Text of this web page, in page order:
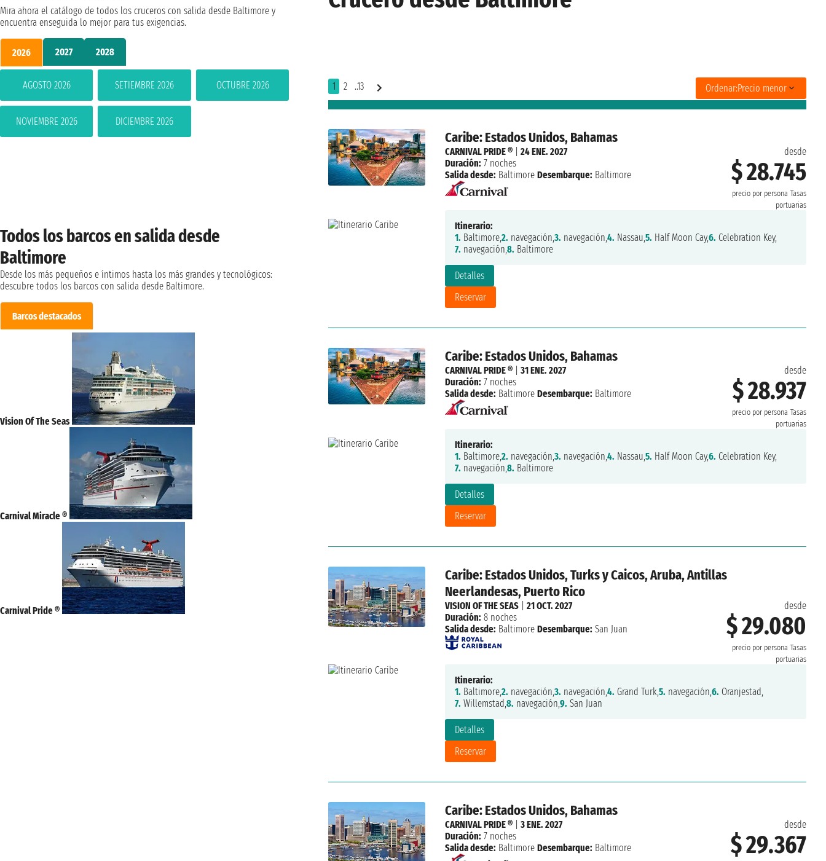
1 2 ..13 Ordenar:Precio menor
Caribe: Estados Unidos, Bahamas
desde
$ 28.745
precio por persona Tasas
portuarias
Detalles
Reservar
CARNIVAL PRIDE ®| 24 ENE. 2027
Duración: 7 noches
Salida desde: Baltimore Desembarque: Baltimore
Itinerario:
1. Baltimore,2. navegación,3. navegación,4. Nassau,5. Half Moon Cay,6. Celebration Key,
7. navegación,8. Baltimore
Caribe: Estados Unidos, Bahamas
desde
$ 28.937
precio por persona Tasas
portuarias
Detalles
Reservar
CARNIVAL PRIDE ®| 31 ENE. 2027
Duración: 7 noches
Salida desde: Baltimore Desembarque: Baltimore
Itinerario:
1. Baltimore,2. navegación,3. navegación,4. Nassau,5. Half Moon Cay,6. Celebration Key,
7. navegación,8. Baltimore
Caribe: Estados Unidos, Turks y Caicos, Aruba, Antillas
Neerlandesas, Puerto Rico
desde
$ 29.080
precio por persona Tasas
portuarias
Detalles
Reservar
VISION OF THE SEAS| 21 OCT. 2027
Duración: 8 noches
Salida desde: Baltimore Desembarque: San Juan
Itinerario:
1. Baltimore,2. navegación,3. navegación,4. Grand Turk,5. navegación,6. Oranjestad,
7. Willemstad,8. navegación,9. San Juan
Caribe: Estados Unidos, Bahamas
desde
$ 29.367
CARNIVAL PRIDE ®| 3 ENE. 2027
Duración: 7 noches
Salida desde: Baltimore Desembarque: Baltimore
Mira ahora el catálogo de todos los cruceros con salida desde Baltimore y
encuentra enseguida lo mejor para tus exigencias.
2026 2027 2028
AGOSTO 2026 SETIEMBRE 2026 OCTUBRE 2026
NOVIEMBRE 2026 DICIEMBRE 2026
Todos los barcos en salida desde
Baltimore
Desde los más pequeños e íntimos hasta los más grandes y tecnológicos:
descubre todos los barcos con salida desde Baltimore.
Barcos destacados
Vision Of The Seas
Carnival Miracle ®
Carnival Pride ®